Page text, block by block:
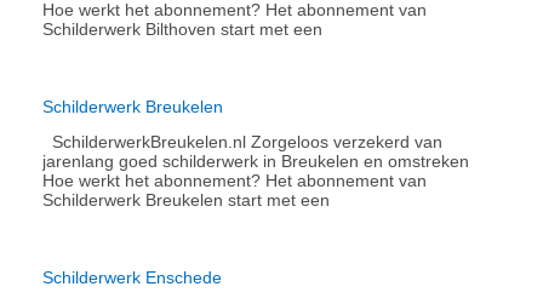
Hoe werkt het abonnement?​ Het abonnement van
Schilderwerk Bilthoven start met een
Schilderwerk Breukelen
SchilderwerkBreukelen.nl Zorgeloos verzekerd van
jarenlang goed schilderwerk in Breukelen en omstreken
Hoe werkt het abonnement?​ Het abonnement van
Schilderwerk Breukelen start met een
Schilderwerk Enschede